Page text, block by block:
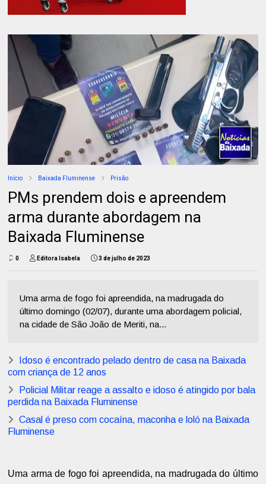
Início Baixada Fluminense Prisão
PMs prendem dois e apreendem
arma durante abordagem na
Baixada Fluminense
0 Editora Isabela 3 de julho de 2023
Uma arma de fogo foi apreendida, na madrugada do
último domingo (02/07), durante uma abordagem policial,
na cidade de São João de Meriti, na...
Idoso é encontrado pelado dentro de casa na Baixada
com criança de 12 anos
Policial Militar reage a assalto e idoso é atingido por bala
perdida na Baixada Fluminense
Casal é preso com cocaína, maconha e loló na Baixada
Fluminense
Uma arma de fogo foi apreendida, na madrugada do último